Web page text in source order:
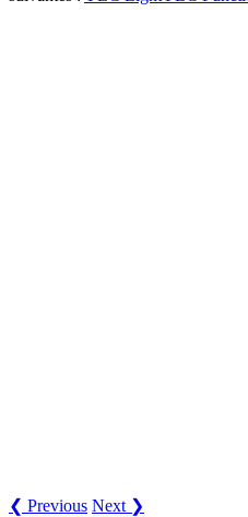
❮ Previous Next ❯